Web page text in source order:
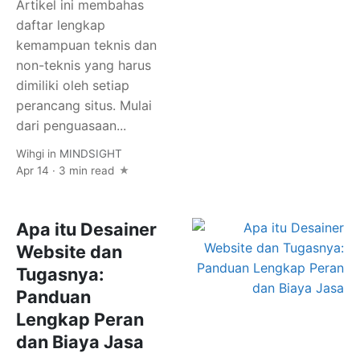
Artikel ini membahas
daftar lengkap
kemampuan teknis dan
non-teknis yang harus
dimiliki oleh setiap
perancang situs. Mulai
dari penguasaan...
Wihgi in MINDSIGHT
Apr 14 · 3 min read
Apa itu Desainer
Website dan
Tugasnya:
Panduan
Lengkap Peran
dan Biaya Jasa